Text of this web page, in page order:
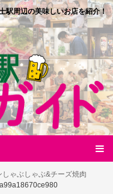
駅周辺の美味しいお店を紹介！
しゃぶしゃぶ&チーズ焼肉